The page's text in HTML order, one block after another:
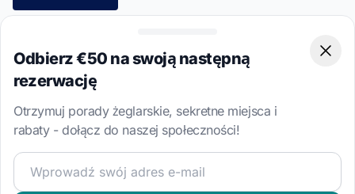
Ta strona jest chroniona przez reCAPTCHA Polityka prywatności
Regulaminmają zastosowanie.
Odbierz €50 na swoją następną
rezerwację
Otrzymuj porady żeglarskie, sekretne miejsca i
rabaty - dołącz do naszej społeczności!
Dołącz do naszej społeczności żeglarskiej i otrzymuj